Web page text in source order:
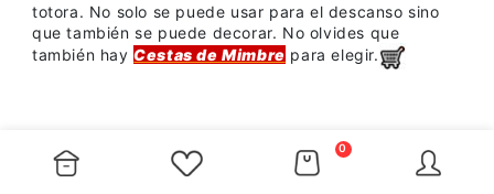
totora. No solo se puede usar para el descanso sino
que también se puede decorar. No olvides que
también hayCestas de Mimbre para elegir.
0